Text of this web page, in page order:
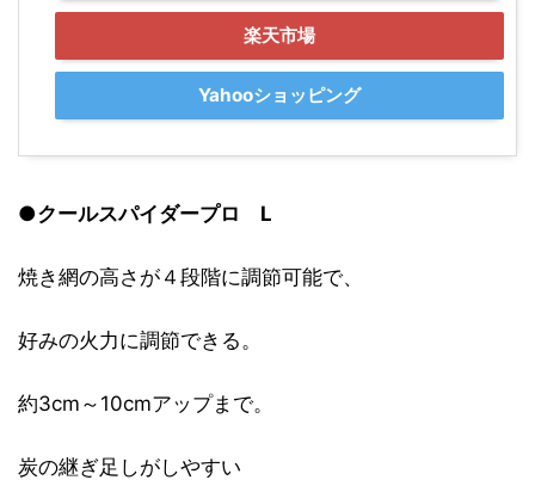
楽天市場
Yahooショッピング
●クールスパイダープロ L
焼き網の高さが４段階に調節可能で、
好みの火力に調節できる。
約3cm～10cmアップまで。
炭の継ぎ足しがしやすい